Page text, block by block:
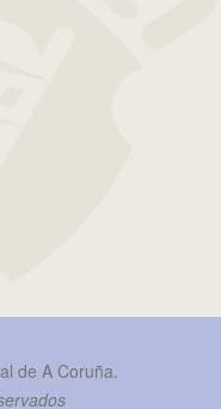
de A Coruña.